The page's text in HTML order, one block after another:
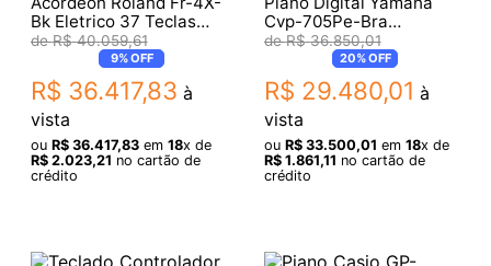
Bk Eletrico 37 Teclas
120Bx Preto Com Bag
R$ 40.059,61
9%OFF
R$ 36.417,83 à
vista
ou R$ 36.417,83em 18x de
R$ 2.023,21 no cartão de
crédito
Cvp-705Pe-Bra
Showroom
R$ 36.850,01
20%OFF
R$ 29.480,01 à
vista
ou R$ 33.500,01 em 18x de
R$ 1.861,11 no cartão de
crédito